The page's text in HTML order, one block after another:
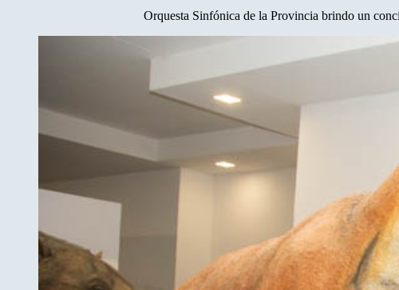
Orquesta Sinfónica de la Provincia brindo un